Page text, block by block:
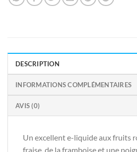
DESCRIPTION
INFORMATIONS COMPLÉMENTAIRES
AVIS (0)
Un excellent e-liquide aux fruits
fraise, de la framboise et une